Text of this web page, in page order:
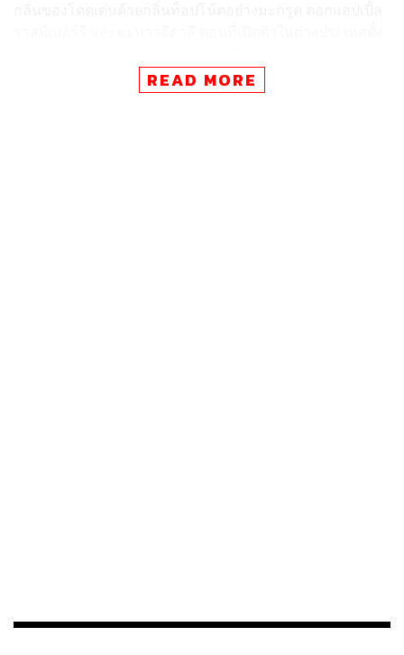
แต่เมื่อเข้าไทยมาแล้ว ตั้งราคาจำหน่ายที่ 1,500 บาท ถือเป็น
ราคาที่ใกล้เคียงกับราคาที่เมืองนอก มีส่วนต่างเพียงนิดเดียว
READ MORE